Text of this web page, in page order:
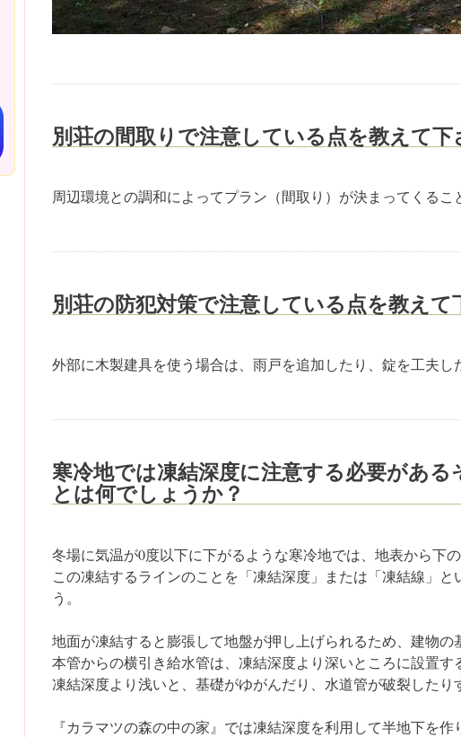
別荘の間取りで注意している点を教えて下
周辺環境との調和によってプラン（間取り）が決まってくるこ
別荘の防犯対策で注意している点を教えて
外部に木製建具を使う場合は、雨戸を追加したり、錠を工夫し
寒冷地では凍結深度に注意する必要があ
とは何でしょうか？
冬場に気温が0度以下に下がるような寒冷地では、地表から下
この凍結するラインのことを「凍結深度」または「凍結線」
う。
地面が凍結すると膨張して地盤が押し上げられるため、建物
本管からの横引き給水管は、凍結深度より深いところに設置す
凍結深度より浅いと、基礎がゆがんだり、水道管が破裂したり
『カラマツの森の中の家』では凍結深度を利用して半地下を
13 …